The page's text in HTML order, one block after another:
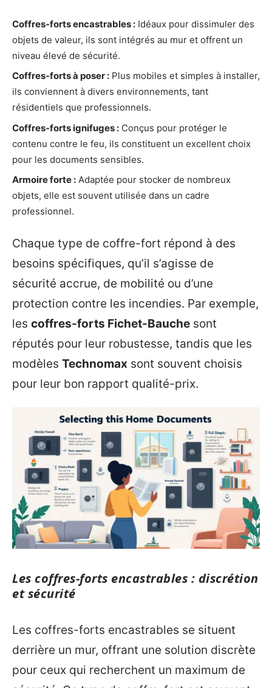
Coffres-forts encastrables : Idéaux pour dissimuler des
objets de valeur, ils sont intégrés au mur et offrent un
niveau élevé de sécurité.
Coffres-forts à poser : Plus mobiles et simples à installer,
ils conviennent à divers environnements, tant
résidentiels que professionnels.
Coffres-forts ignifuges : Conçus pour protéger le
contenu contre le feu, ils constituent un excellent choix
pour les documents sensibles.
Armoire forte : Adaptée pour stocker de nombreux
objets, elle est souvent utilisée dans un cadre
professionnel.
Chaque type de coffre-fort répond à des
besoins spécifiques, qu’il s’agisse de
sécurité accrue, de mobilité ou d’une
protection contre les incendies. Par exemple,
les coffres-forts Fichet-Bauche sont
réputés pour leur robustesse, tandis que les
modèles Technomax sont souvent choisis
pour leur bon rapport qualité-prix.
Les coffres-forts encastrables : discrétion
et sécurité
Les coffres-forts encastrables se situent
derrière un mur, offrant une solution discrète
pour ceux qui recherchent un maximum de